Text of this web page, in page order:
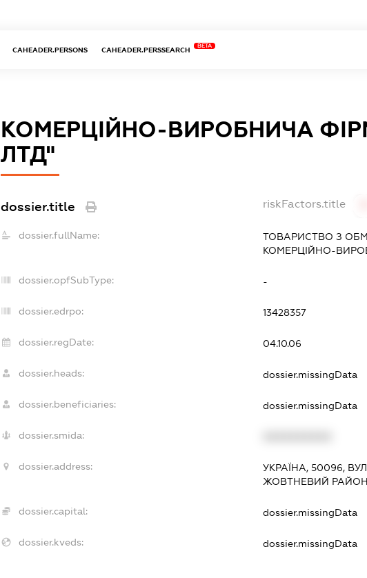
CAHEADER.PERSONS CAHEADER.PERSSEARCH
BETA
КОМЕРЦІЙНО-ВИРОБНИЧА
ЛТД"
dossier.title riskFactors.title
dossier.fullName:
ТОВАРИСТВО З
КОМЕРЦІЙНО-
dossier.opfSubType: -
dossier.edrpo: 13428357
dossier.regDate: 04.10.06
dossier.heads: dossier.missingData
dossier.beneficiaries: dossier.missingData
dossier.smida:
dossier.address:
УКРАЇНА, 50096,
ЖОВТНЕВИЙ
dossier.capital: dossier.missingData
dossier.kveds: dossier.missingData